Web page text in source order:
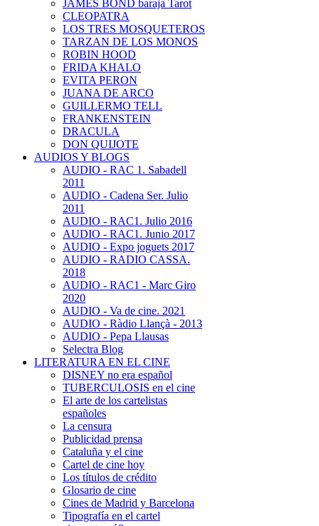
JAMES BOND baraja Tarot
CLEOPATRA
LOS TRES MOSQUETEROS
TARZAN DE LOS MONOS
ROBIN HOOD
FRIDA KHALO
EVITA PERON
JUANA DE ARCO
GUILLERMO TELL
FRANKENSTEIN
DRACULA
DON QUIJOTE
AUDIOS Y BLOGS
AUDIO - RAC 1. Sabadell
2011
AUDIO - Cadena Ser. Julio
2011
AUDIO - RAC1. Julio 2016
AUDIO - RAC1. Junio 2017
AUDIO - Expo joguets 2017
AUDIO - RADIO CASSA.
2018
AUDIO - RAC1 - Marc Giro
2020
AUDIO - Va de cine. 2021
AUDIO - Ràdio Llançà - 2013
AUDIO - Pepa Llausas
Selectra Blog
LITERATURA EN EL CINE
DISNEY no era español
TUBERCULOSIS en el cine
El arte de los cartelistas
españoles
La censura
Publicidad prensa
Cataluña y el cine
Cartel de cine hoy
Los títulos de crédito
Glosario de cine
Cines de Madrid y Barcelona
Tipografía en el cartel